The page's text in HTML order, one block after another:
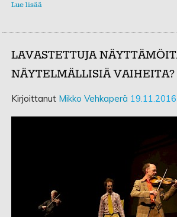
Lue lisää
LAVASTETTUJA
NÄYTELMÄLLISIÄ VAIHEITA?
Kirjoittanut Mikko Vehkaperä